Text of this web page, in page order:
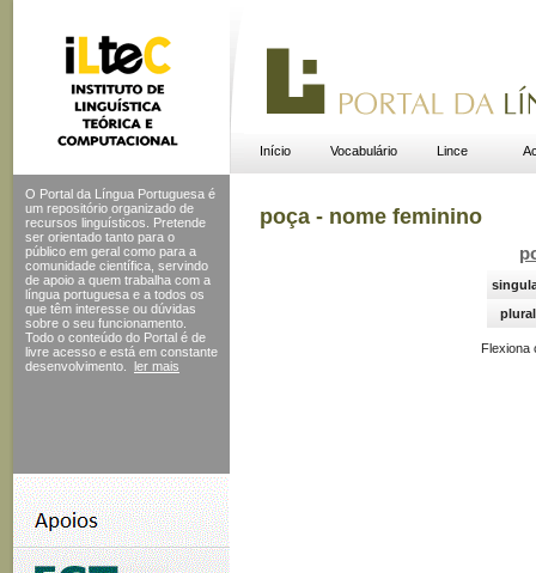
Início Vocabulário Lince
O Portal da Língua Portuguesa é
um repositório organizado de
recursos linguísticos. Pretende
ser orientado tanto para o
público em geral como para a
comunidade científica, servindo
de apoio a quem trabalha com a
língua portuguesa e a todos os
que têm interesse ou dúvidas
sobre o seu funcionamento.
Todo o conteúdo do Portal é de
livre acesso e está em constante
desenvolvimento.
ler mais
poça - nome feminino
plural
Flexiona